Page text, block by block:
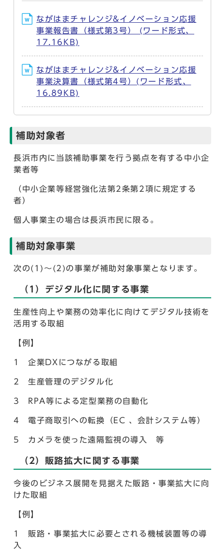
ながはまチャレンジ&イノベーション応援
事業報告書（様式第3号） (ワード形式、
17.16KB)
ながはまチャレンジ&イノベーション応援
事業決算書（様式第4号）(ワード形式、
16.89KB)
補助対象者
長浜市内に当該補助事業を行う拠点を有する中小企
業者等
（中小企業等経営強化法第2条第2項に規定する
者）
個人事業主の場合は長浜市民に限る。
補助対象事業
次の(1)～(2)の事業が補助対象事業となります。
（1）デジタル化に関する事業
生産性向上や業務の効率化に向けてデジタル技術を
活用する取組
【例】
1 企業DXにつながる取組
2 生産管理のデジタル化
3 RPA等による定型業務の自動化
4 電子商取引への転換（EC 、会計システム等）
5 カメラを使った遠隔監視の導入 等
（2）販路拡大に関する事業
今後のビジネス展開を見据えた販路・事業拡大に向
けた取組
【例】
1 販路・事業拡大に必要とされる機械装置等の導
入